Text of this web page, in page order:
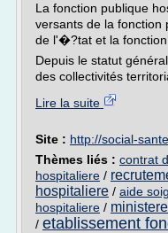
La fonction publique
versants de la fonction
de l'�?tat et la fonction
Depuis le statut
des collectivités
Lire la suite
Site : http://social-
Thèmes liés : contrat
hospitaliere /
hospitaliere / aide
hospitaliere /
/ etablissement